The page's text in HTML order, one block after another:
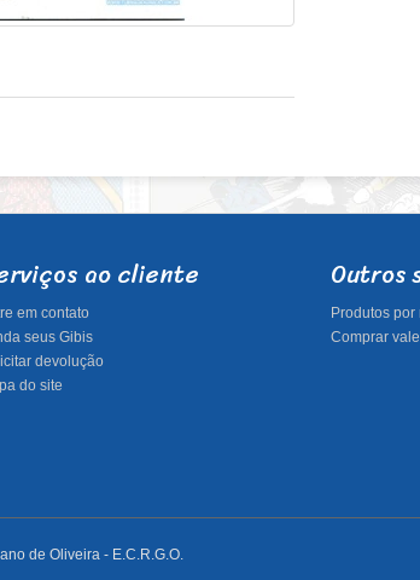
ao cliente
em contato
seus Gibis
devolução
do site
Outros
Produtos por
Comprar
de Oliveira - E.C.R.G.O.